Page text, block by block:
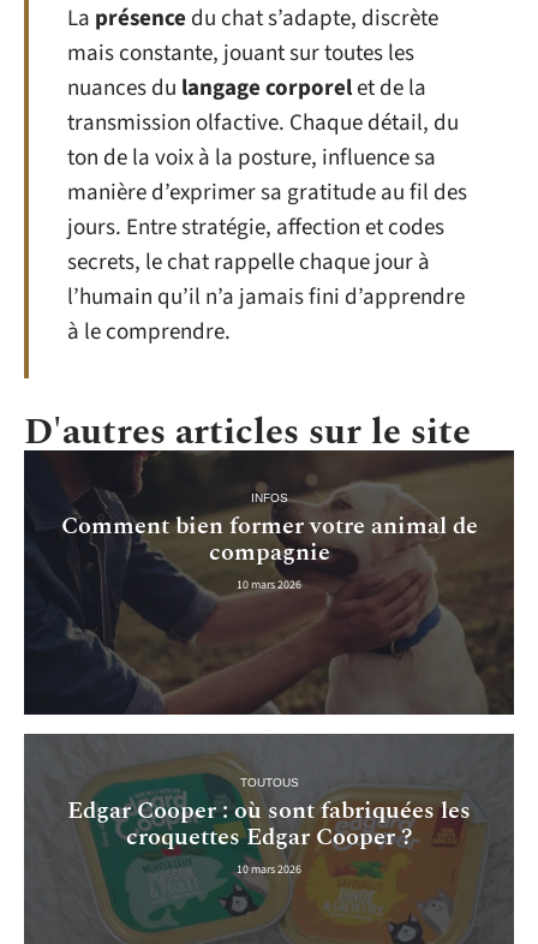
La présence du chat s’adapte, discrète
mais constante, jouant sur toutes les
nuances du langage corporelet de la
transmission olfactive. Chaque détail, du
ton de la voix à la posture, influence sa
manière d’exprimer sa gratitude au fil des
jours. Entre stratégie, affection et codes
secrets, le chat rappelle chaque jour à
l’humain qu’il n’a jamais fini d’apprendre
à le comprendre.
D'autres articles sur le site
INFOS
Comment bien former votre animal de
compagnie
10 mars 2026
TOUTOUS
Edgar Cooper : où sont fabriquées les
croquettes Edgar Cooper ?
10 mars 2026